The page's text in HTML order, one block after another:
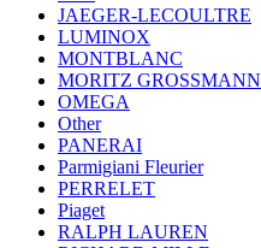
JAEGER-LECOULTRE
LUMINOX
MONTBLANC
MORITZ GROSSMANN
OMEGA
Other
PANERAI
Parmigiani Fleurier
PERRELET
Piaget
RALPH LAUREN